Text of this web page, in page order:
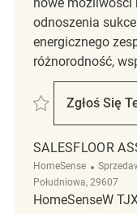
odnoszenia
energicznego
różnorodność,
Zapisać Salesfloor
Zgłoś Się
SALESFLOOR
HomeSense
Południowa, 29607
HomeSenseW